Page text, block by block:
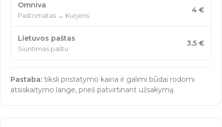
Omniva
Paštomatas → Kurjeris
4 €
Lietuvos paštas
Siuntimas paštu
3,5 €
Pastaba: tiksli pristatymo kaina ir galimi būdai rodomi
atsiskaitymo lange, prieš patvirtinant užsakymą.